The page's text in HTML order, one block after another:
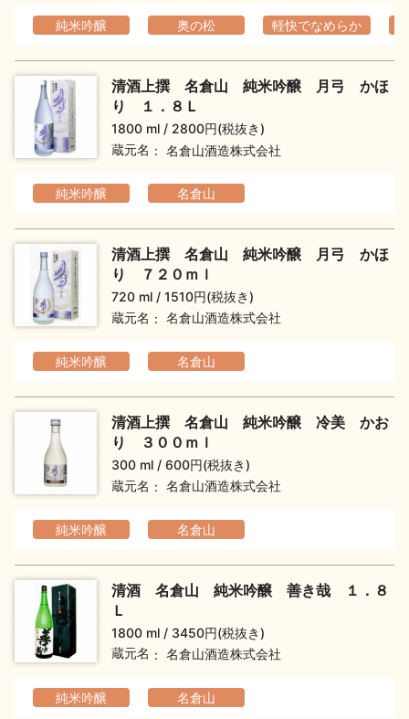
純米吟醸 奥の松 軽快でなめらか
清酒上撰 名倉山 純米吟醸 月弓 かほ
り １．８Ｌ
1800 ml
2800円(税抜き)
蔵元名
名倉山酒造株式会社
純米吟醸 名倉山
清酒上撰 名倉山 純米吟醸 月弓 かほ
り ７２０ｍｌ
720 ml
1510円(税抜き)
蔵元名
名倉山酒造株式会社
純米吟醸 名倉山
清酒上撰 名倉山 純米吟醸 冷美 かお
り ３００ｍｌ
300 ml
600円(税抜き)
蔵元名
名倉山酒造株式会社
純米吟醸 名倉山
清酒 名倉山 純米吟醸 善き哉 １．８
Ｌ
1800 ml
3450円(税抜き)
蔵元名
名倉山酒造株式会社
純米吟醸 名倉山